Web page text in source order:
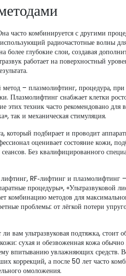
часто комбинируется с другими
радиочастотные волны
более глубокие слои, создавая
работает на поверхностный
– плазмолифтинг, процедура,
. Плазмолифтинг снабжает клетки
этих техник часто рекомендовано для
так и механическая стимуляция.
который подбирает и проводит
оценивает состояние кожи,
Без квалифицированного
RF‑лифтинг и плазмолифтинг
процедуры», «Ультразвуковой
комбинацию методов для
проблемы: от лёгкой потери
вам ультразвуковая подтяжка, стоит
сухая и обезвоженная кожа обычно
впитыванию увлажняющих средств.
коррекций, а после 50 лет часто
омоложения.